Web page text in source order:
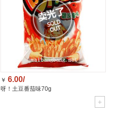
￥ 6.00/
呀！土豆番茄味70g